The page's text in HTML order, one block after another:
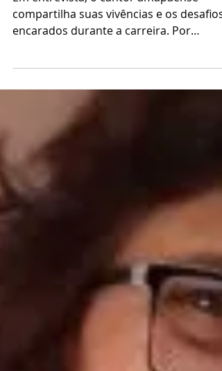
“Era como se fôssemos um grande
consumidor de outras culturas”, diz
Osmar Júnior
compartilha suas vivências e os desafios
encarados durante a carreira. Por
Amanda Cruz e Talita Paiva...